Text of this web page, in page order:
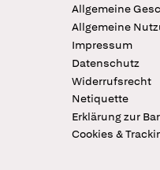
Allgemeine
Allgemeine
Impressum
Datenschutz
Widerrufsrecht
Netiquette
Erklärung zur
Cookies &